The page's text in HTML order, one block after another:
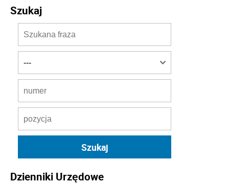
Szukaj
Dzienniki Urzędowe